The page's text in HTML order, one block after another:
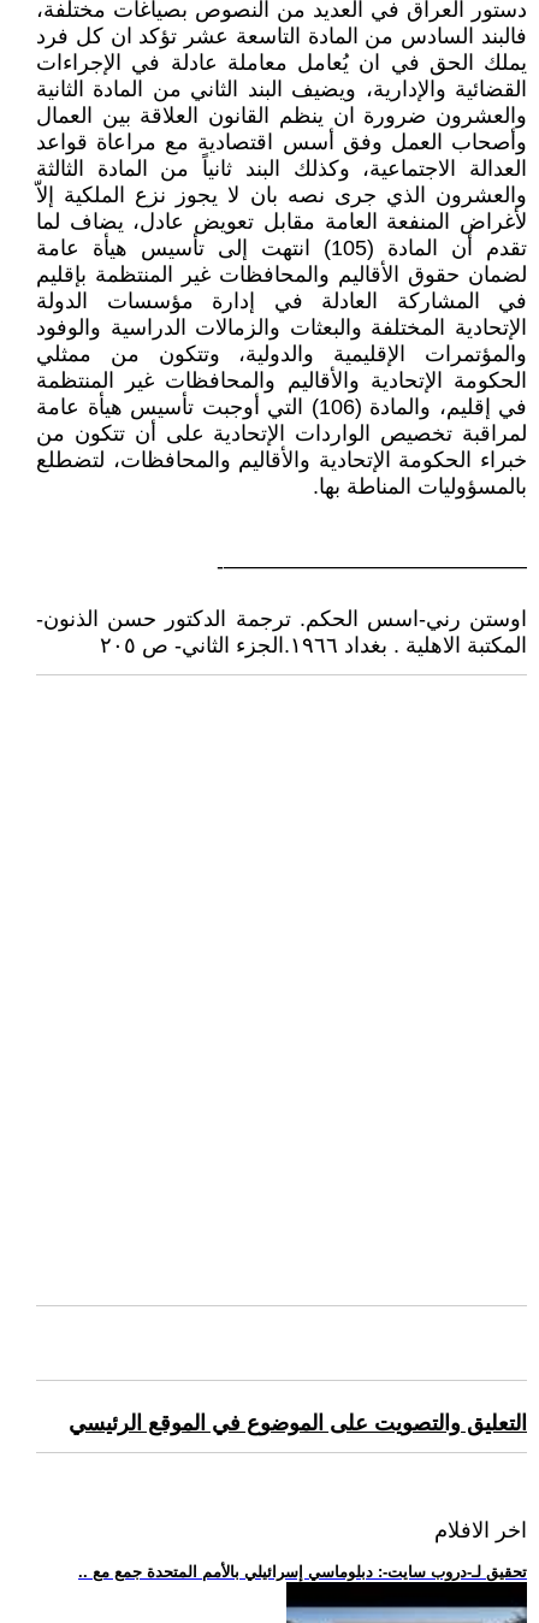
دستور العراق في العديد من النصوص بصياغات مختلفة،
فالبند السادس من المادة التاسعة عشر تؤكد ان كل فرد
يملك الحق في ان يُعامل معاملة عادلة في الإجراءات
القضائية والإدارية، ويضيف البند الثاني من المادة الثانية
والعشرون ضرورة ان ينظم القانون العلاقة بين العمال
وأصحاب العمل وفق أسس اقتصادية مع مراعاة قواعد
العدالة الاجتماعية، وكذلك البند ثانياً من المادة الثالثة
والعشرون الذي جرى نصه بان لا يجوز نزع الملكية إلاّ
لأغراض المنفعة العامة مقابل تعويض عادل، يضاف لما
تقدم أن المادة (105) انتهت إلى تأسيس هيأة عامة
لضمان حقوق الأقاليم والمحافظات غير المنتظمة بإقليم
في المشاركة العادلة في إدارة مؤسسات الدولة
الإتحادية المختلفة والبعثات والزمالات الدراسية والوفود
والمؤتمرات الإقليمية والدولية، وتتكون من ممثلي
الحكومة الإتحادية والأقاليم والمحافظات غير المنتظمة
في إقليم، والمادة (106) التي أوجبت تأسيس هيأة عامة
لمراقبة تخصيص الواردات الإتحادية على أن تتكون من
خبراء الحكومة الإتحادية والأقاليم والمحافظات، لتضطلع
بالمسؤوليات المناطة بها.
——————————————-
اوستن رني-اسس الحكم. ترجمة الدكتور حسن الذنون-
المكتبة الاهلية . بغداد ١٩٦٦.الجزء الثاني- ص ٢٠٥
التعليق والتصويت على الموضوع في الموقع الرئيسي
اخر الافلام
.. تحقيق لـ-دروب سايت-: دبلوماسي إسرائيلي بالأمم المتحدة جمع مع